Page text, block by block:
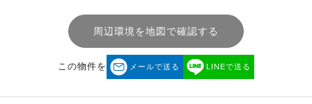
周辺環境を地図で確認する
この物件を メールで送る LINEで送る